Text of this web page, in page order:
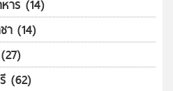
าร (14)
า (14)
(62)